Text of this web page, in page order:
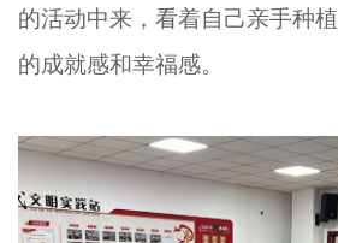
的活动中来，看着自己亲手种
的成就感和幸福感。